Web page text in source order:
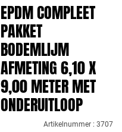
EPDM COMPLEET
PAKKET
BODEMLIJM
AFMETING 6,10 X
9,00 METER MET
ONDERUITLOOP
Artikelnummer : 3707